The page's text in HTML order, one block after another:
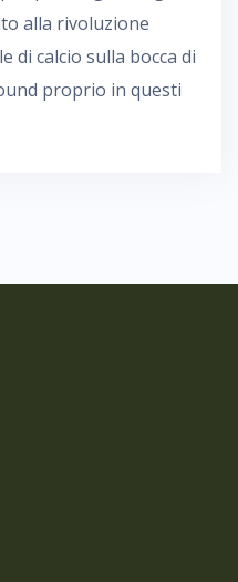
alla rivoluzione
di calcio sulla bocca di
proprio in questi